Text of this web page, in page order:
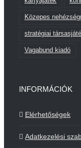
Közepes
stratégiai
Vagabund kiadó
INFORMÁCIÓK
Elérhetőségek
Adatkezelési